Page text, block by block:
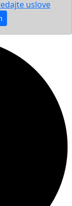
uslove